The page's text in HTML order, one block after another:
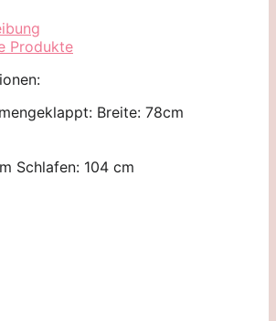
Produkte
Breite: 78cm
Schlafen: 104 cm